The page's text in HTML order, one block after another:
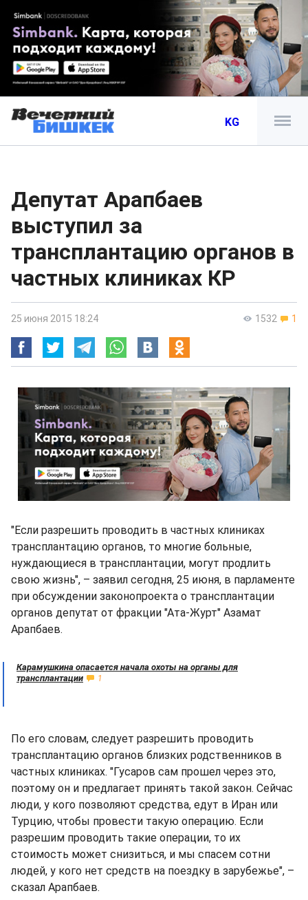
KG
Депутат Арапбаев
выступил за
трансплантацию органов в
частных клиниках КР
1532 1
25 июня 2015 18:24
"Если разрешить проводить в частных клиниках
трансплантацию органов, то многие больные,
нуждающиеся в трансплантации, могут продлить
свою жизнь", – заявил сегодня, 25 июня, в парламенте
при обсуждении законопроекта о трансплантации
органов депутат от фракции "Ата-Журт" Азамат
Арапбаев.
Карамушкина опасается начала охоты на органы для
трансплантации
1
По его словам, следует разрешить проводить
трансплантацию органов близких родственников в
частных клиниках. "Гусаров сам прошел через это,
поэтому он и предлагает принять такой закон. Сейчас
люди, у кого позволяют средства, едут в Иран или
Турцию, чтобы провести такую операцию. Если
разрешим проводить такие операции, то их
стоимость может снизиться, и мы спасем сотни
людей, у кого нет средств на поездку в зарубежье", –
сказал Арапбаев.